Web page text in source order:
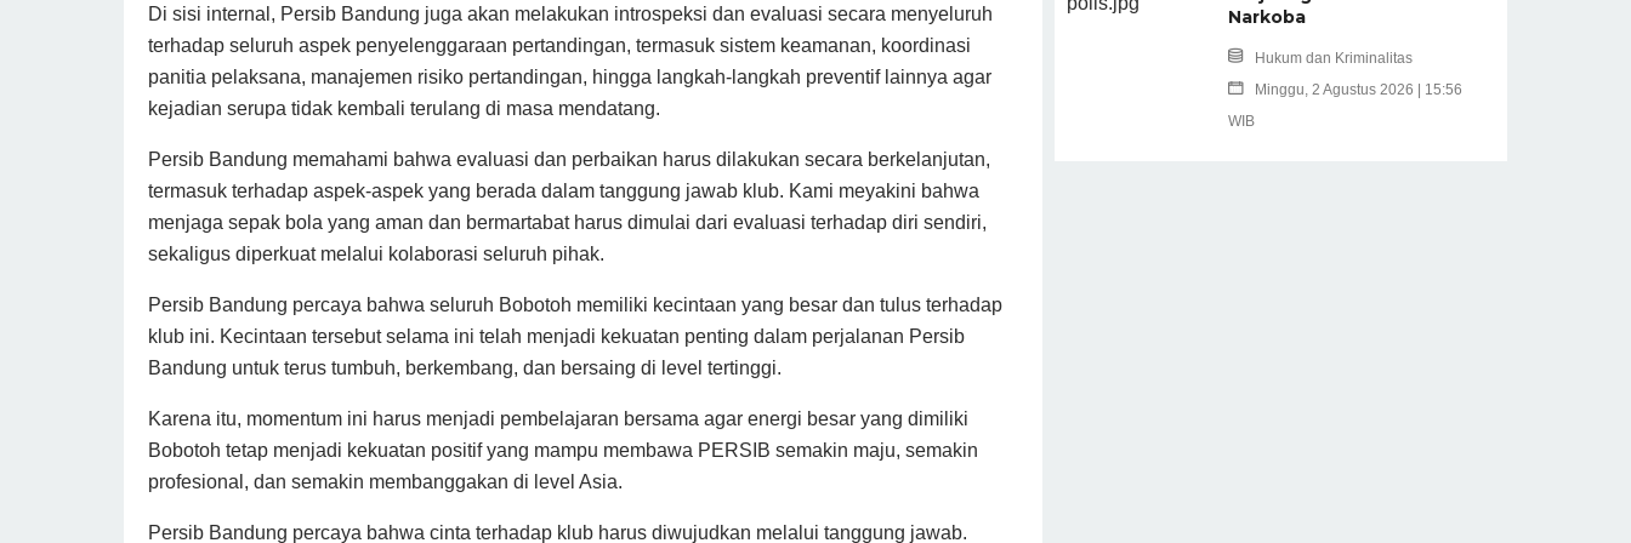
Di sisi internal, Persib Bandung juga akan melakukan introspeksi dan evaluasi secara menyeluruh
terhadap seluruh aspek penyelenggaraan pertandingan, termasuk sistem keamanan, koordinasi
panitia pelaksana, manajemen risiko pertandingan, hingga langkah-langkah preventif lainnya agar
kejadian serupa tidak kembali terulang di masa mendatang.
Persib Bandung memahami bahwa evaluasi dan perbaikan harus dilakukan secara berkelanjutan,
termasuk terhadap aspek-aspek yang berada dalam tanggung jawab klub. Kami meyakini bahwa
menjaga sepak bola yang aman dan bermartabat harus dimulai dari evaluasi terhadap diri sendiri,
sekaligus diperkuat melalui kolaborasi seluruh pihak.
Persib Bandung percaya bahwa seluruh Bobotoh memiliki kecintaan yang besar dan tulus terhadap
klub ini. Kecintaan tersebut selama ini telah menjadi kekuatan penting dalam perjalanan Persib
Bandung untuk terus tumbuh, berkembang, dan bersaing di level tertinggi.
Karena itu, momentum ini harus menjadi pembelajaran bersama agar energi besar yang dimiliki
Bobotoh tetap menjadi kekuatan positif yang mampu membawa PERSIB semakin maju, semakin
profesional, dan semakin membanggakan di level Asia.
Persib Bandung percaya bahwa cinta terhadap klub harus diwujudkan melalui tanggung jawab.
Narkoba
Hukum dan Kriminalitas
Minggu, 2 Agustus 2026 | 15:56
WIB